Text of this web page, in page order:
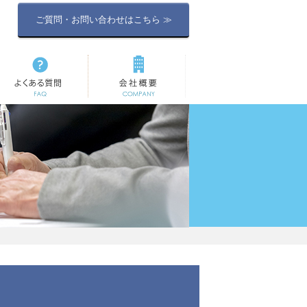
ご質問・お問い合わせはこちら ≫
よくある質問 会社概要